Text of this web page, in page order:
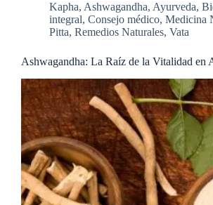
Kapha, Ashwagandha, Ayurveda,
integral, Consejo médico, Medicina
Pitta, Remedios Naturales, Vata
Ashwagandha: La Raíz de la Vitalidad en